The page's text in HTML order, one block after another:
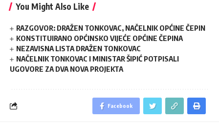
You Might Also Like
RAZGOVOR: DRAŽEN TONKOVAC, NAČELNIK OPĆINE ČEPIN
KONSTITUIRANO OPĆINSKO VIJEĆE OPĆINE ČEPINA
NEZAVISNA LISTA DRAŽEN TONKOVAC
NAČELNIK TONKOVAC I MINISTAR ŠIPIĆ POTPISALI
UGOVORE ZA DVA NOVA PROJEKTA
Facebook